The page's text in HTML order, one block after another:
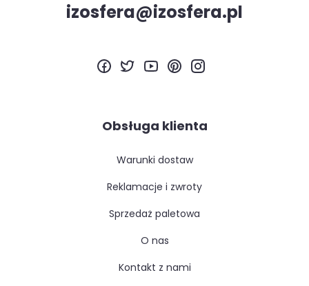
izosfera@izosfera.pl
Obsługa klienta
warunki dostaw
reklamacje i zwroty
sprzedaż paletowa
o nas
kontakt z nami